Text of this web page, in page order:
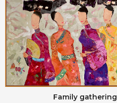
Family gathering